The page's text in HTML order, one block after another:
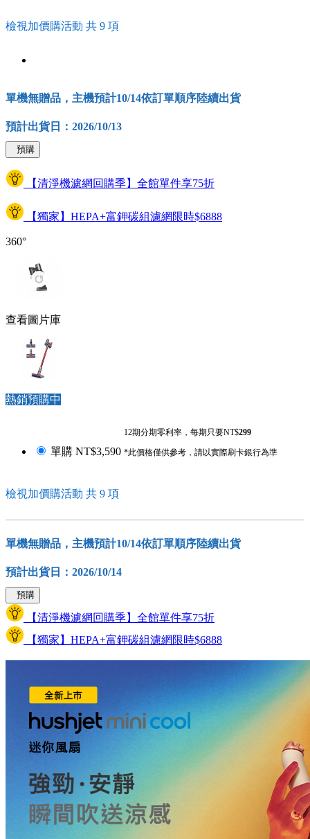
檢視加價購活動 共 9 項
單機無贈品，主機預計10/14依訂單順序陸續出貨
預計出貨日：2026/10/13
預購
【清淨機濾網回購季】全館單件享75折
【獨家】HEPA+富鉀碳組濾網限時$6888
360°
查看圖片庫
熱銷預購中
單購 NT$3,590
12期分期零利率，每期只要NT$299
*此價格僅供參考，請以實際刷卡銀行為準
檢視加價購活動 共 9 項
單機無贈品，主機預計10/14依訂單順序陸續出貨
預計出貨日：2026/10/14
預購
【清淨機濾網回購季】全館單件享75折
【獨家】HEPA+富鉀碳組濾網限時$6888